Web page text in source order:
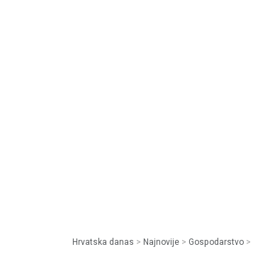
Hrvatska danas > Najnovije > Gospodarstvo >